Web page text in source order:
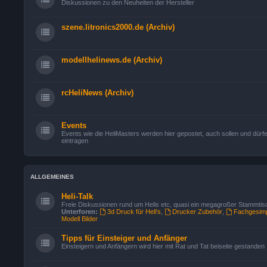
Diskussionen zu den Neuheiten der Hersteller
szene.litronics2000.de (Archiv)
modellhelinews.de (Archiv)
rcHeliNews (Archiv)
Events
Events wie die HeliMasters werden hier gepostet, auch sollen und
eintragen
ALLGEMEINES
Heli-Talk
Freie Diskussionen rund um Helis etc, quasi ein megagroßer
Unterforen:
3d Druck für Heli's Drucker Zubehör,
Modell Bilder
Tipps für Einsteiger und Anfänger
Einsteigern und Anfängern wird hier mit Rat und Tat beiseite gestanden